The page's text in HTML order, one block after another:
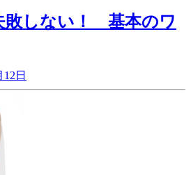
敗しない！ 基本のワ
12日